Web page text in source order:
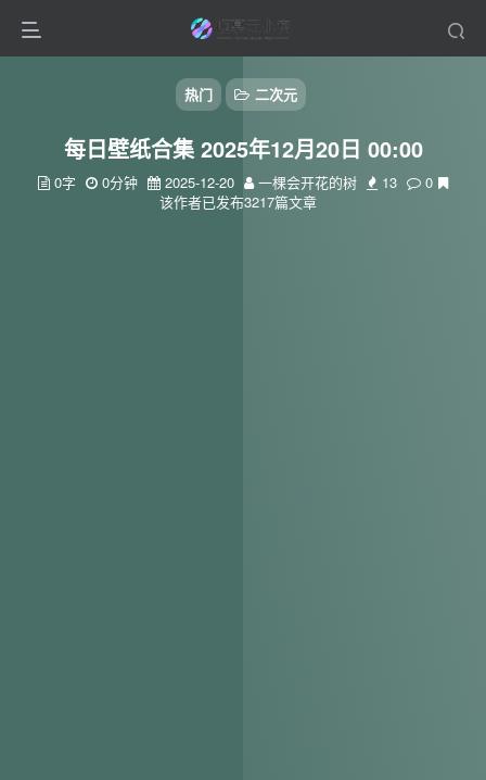
热门 二次元
每日壁纸合集 2025年12月20日 00:00
0字 0分钟 2025-12-20 一棵会开花的树 13
0
该作者已发布3217篇文章